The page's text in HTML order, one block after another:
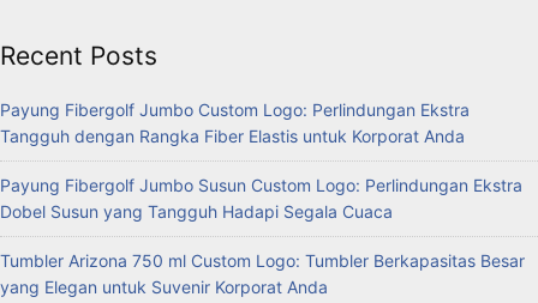
Recent Posts
Payung Fibergolf Jumbo Custom Logo: Perlindungan Ekstra
Tangguh dengan Rangka Fiber Elastis untuk Korporat Anda
Payung Fibergolf Jumbo Susun Custom Logo: Perlindungan Ekstra
Dobel Susun yang Tangguh Hadapi Segala Cuaca
Tumbler Arizona 750 ml Custom Logo: Tumbler Berkapasitas Besar
yang Elegan untuk Suvenir Korporat Anda